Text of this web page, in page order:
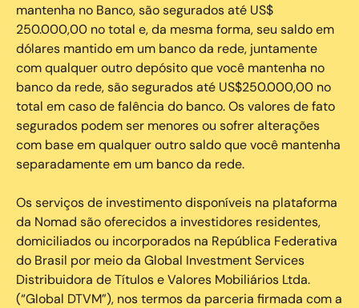
mantenha no Banco, são segurados até US$
250.000,00 no total e, da mesma forma, seu saldo em
dólares mantido em um banco da rede, juntamente
com qualquer outro depósito que você mantenha no
banco da rede, são segurados até US$250.000,00 no
total em caso de falência do banco. Os valores de fato
segurados podem ser menores ou sofrer alterações
com base em qualquer outro saldo que você mantenha
separadamente em um banco da rede.
Os serviços de investimento disponíveis na plataforma
da Nomad são oferecidos a investidores residentes,
domiciliados ou incorporados na República Federativa
do Brasil por meio da Global Investment Services
Distribuidora de Títulos e Valores Mobiliários Ltda.
(“Global DTVM”), nos termos da parceria firmada com a